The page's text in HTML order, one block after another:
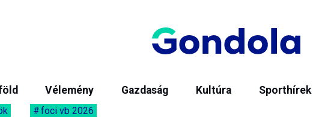
Vélemény Gazdaság Kultúra Sporthírek
foci vb 2026